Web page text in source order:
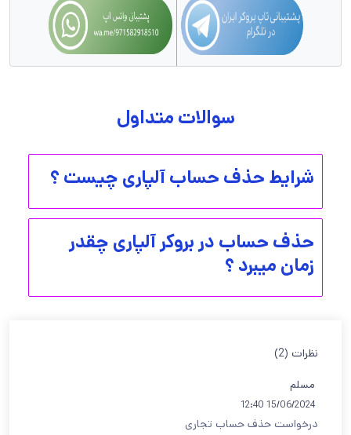
سوالات متداول
شرایط حذف حساب آلپاری چیست ؟
حذف حساب در بروکر آلپاری چقدر
زمان میبرد ؟
نظرات (2)
مسلم
15/06/2024 12:40
درخواست حذف حساب تجاری